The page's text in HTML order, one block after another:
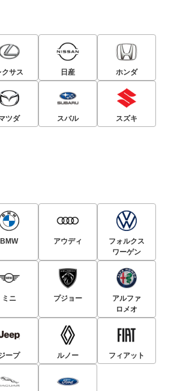
クサス 日産 ホンダ
ツダ スバル スズキ
BMW アウディ
フォルクス
ワーゲン
ミニ プジョー
アルファ
ロメオ
ープ ルノー フィアット